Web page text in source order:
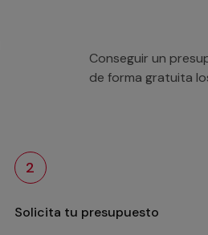
Conseguir un
de forma gratuita
2
Solicita tu presupuesto